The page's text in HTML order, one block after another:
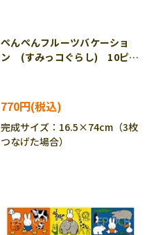
ぺんぺんフルーツバケーショ
ン (すみっコぐらし) 10ピー
770円
完成サイズ：16.5×74cm（3枚
つなげた場合）